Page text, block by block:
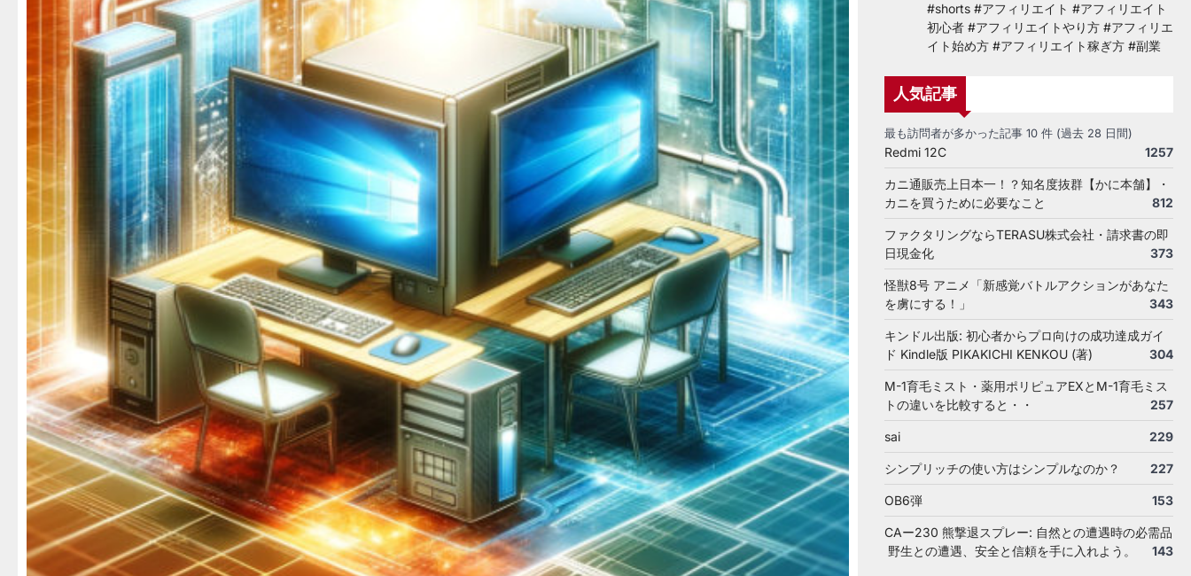
#shorts #アフィリエイト #アフィリエイト
初心者 #アフィリエイトやり方 #アフィリエ
イト始め方 #アフィリエイト稼ぎ方 #副業
人気記事
最も訪問者が多かった記事 10 件 (過去 28 日間)
Redmi 12C 1257
カニ通販売上日本一！？知名度抜群【かに本舗】・
カニを買うために必要なこと
812
ファクタリングならTERASU株式会社・請求書の即
日現金化
373
怪獣8号 アニメ「新感覚バトルアクションがあなた
を虜にする！」
343
キンドル出版: 初心者からプロ向けの成功達成ガイ
ド Kindle版 PIKAKICHI KENKOU (著)
304
M-1育毛ミスト・薬用ポリピュアEXとM-1育毛ミス
トの違いを比較すると・・
257
sai 229
シンプリッチの使い方はシンプルなのか？ 227
OB6弾 153
CAー230 熊撃退スプレー: 自然との遭遇時の必需品
野生との遭遇、安全と信頼を手に入れよう。
143